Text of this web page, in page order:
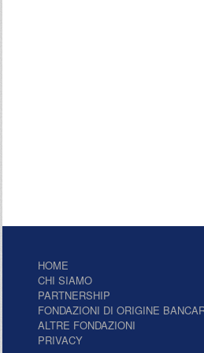
HOME
CHI SIAMO
PARTNERSHIP
FONDAZIONI DI ORIGINE
ALTRE FONDAZIONI
PRIVACY